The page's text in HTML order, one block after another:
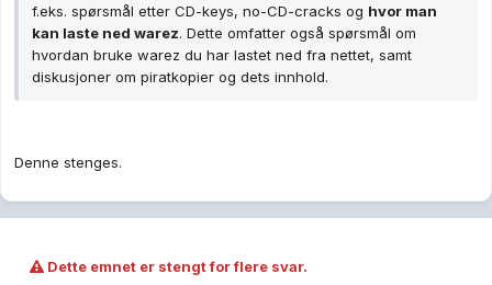
f.eks. spørsmål etter CD-keys, no-CD-cracks og hvor man
kan laste ned warez. Dette omfatter også spørsmål om
hvordan bruke warez du har lastet ned fra nettet, samt
diskusjoner om piratkopier og dets innhold.
Denne stenges.
Dette emnet er stengt for flere svar.